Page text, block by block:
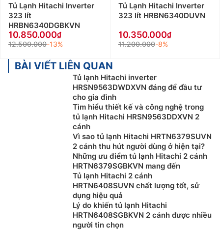
Tủ Lạnh Hitachi Inverter
323 lít
HRBN6340DGBKVN
10.850.000
12.500.000-13%
Tủ Lạnh Hitachi Inverter
323 lít HRBN6340DUVN
10.350.000
11.200.000-8%
BÀI VIẾT LIÊN QUAN
Tủ lạnh Hitachi inverter
HRSN9563DWDXVN đáng để đầu tư
cho gia đình
Tìm hiểu thiết kế và công nghệ trong
tủ lạnh Hitachi HRSN9563DDXVN 2
cánh
Vì sao tủ lạnh Hitachi HRTN6379SUVN
2 cánh thu hút người dùng ở hiện tại?
Những ưu điểm tủ lạnh Hitachi 2 cánh
HRTN6379SGBKVN mang đến
Tủ lạnh Hitachi 2 cánh
HRTN6408SUVN chất lượng tốt, sử
dụng hiệu quả
Lý do khiến tủ lạnh Hitachi
HRTN6408SGBKVN 2 cánh được nhiều
người tin chọn